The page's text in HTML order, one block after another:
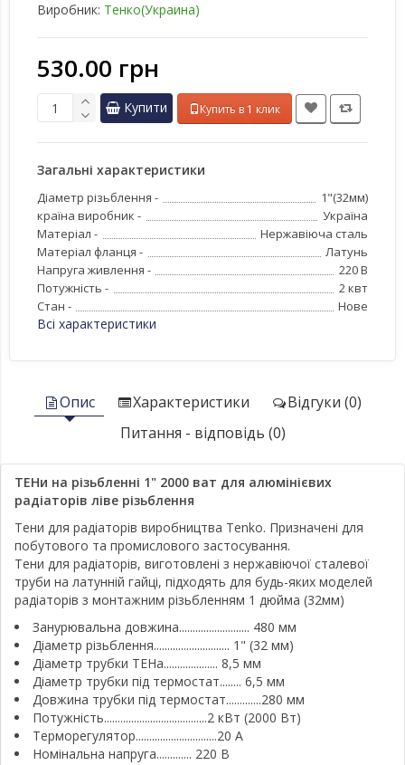
Виробник: Тенко(Украина)
530.00 грн
Купити Купить в 1 клик
Загальні характеристики
Діаметр різьблення -
1"(32мм)
країна виробник -
Україна
Матеріал -
Нержавіюча сталь
Матеріал фланця -
Латунь
Напруга живлення -
220 В
Потужність -
2 квт
Стан -
Нове
Всі характеристики
Опис Характеристики
Відгуки (0)
Питання - відповідь (0)
ТЕНи на різьбленні 1" 2000 ват для алюмінієвих
радіаторів ліве різьблення
Тени для радіаторів виробництва Tenko. Призначені для
побутового та промислового застосування.
Тени для радіаторів, виготовлені з нержавіючої сталевої
труби на латунній гайці, підходять для будь-яких моделей
радіаторів з монтажним різьбленням 1 дюйма (32мм)
Занурювальна довжина.......................... 480 мм
Діаметр різьблення............................ 1" (32 мм)
Діаметр трубки ТЕНа.................... 8,5 мм
Діаметр трубки під термостат........ 6,5 мм
Довжина трубки під термостат.............280 мм
Потужність......................................2 кВт (2000 Вт)
Терморегулятор..............................20 А
Номінальна напруга............. 220 В